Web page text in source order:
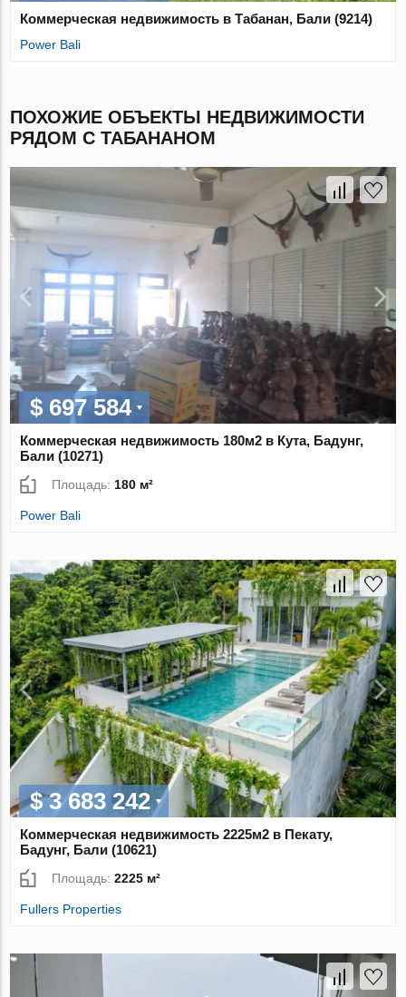
Коммерческая недвижимость в Табанан, Бали (9214)
Power Bali
ПОХОЖИЕ ОБЪЕКТЫ НЕДВИЖИМОСТИ
РЯДОМ С ТАБАНАНОМ
$ 697 584
Коммерческая недвижимость 180м2 в Кута, Бадунг,
Бали (10271)
Площадь:180 м²
Power Bali
$ 3 683 242
Коммерческая недвижимость 2225м2 в Пекату,
Бадунг, Бали (10621)
Площадь:2225 м²
Fullers Properties